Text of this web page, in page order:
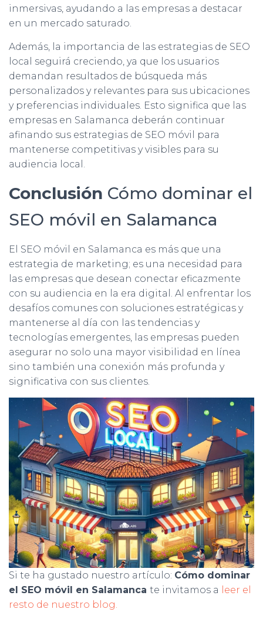
inmersivas, ayudando a las empresas a destacar
en un mercado saturado.
Además, la importancia de las estrategias de SEO
local seguirá creciendo, ya que los usuarios
demandan resultados de búsqueda más
personalizados y relevantes para sus ubicaciones
y preferencias individuales. Esto significa que las
empresas en Salamanca deberán continuar
afinando sus estrategias de SEO móvil para
mantenerse competitivas y visibles para su
audiencia local.
Conclusión Cómo dominar el
SEO móvil en Salamanca
El SEO móvil en Salamanca es más que una
estrategia de marketing; es una necesidad para
las empresas que desean conectar eficazmente
con su audiencia en la era digital. Al enfrentar los
desafíos comunes con soluciones estratégicas y
mantenerse al día con las tendencias y
tecnologías emergentes, las empresas pueden
asegurar no solo una mayor visibilidad en línea
sino también una conexión más profunda y
significativa con sus clientes.
Si te ha gustado nuestro artículo: Cómo dominar
el SEO móvil en Salamanca te invitamos a
leer el
resto de nuestro blog.